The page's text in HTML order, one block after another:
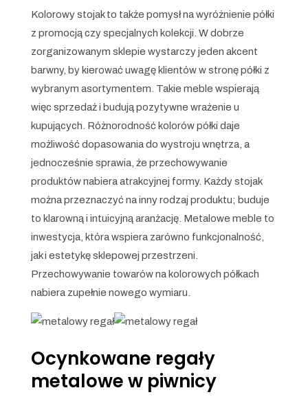
Kolorowy stojak to także pomysł na wyróżnienie półki
z promocją czy specjalnych kolekcji. W dobrze
zorganizowanym sklepie wystarczy jeden akcent
barwny, by kierować uwagę klientów w stronę półki z
wybranym asortymentem. Takie meble wspierają
więc sprzedaż i budują pozytywne wrażenie u
kupujących. Różnorodność kolorów półki daje
możliwość dopasowania do wystroju wnętrza, a
jednocześnie sprawia, że przechowywanie
produktów nabiera atrakcyjnej formy. Każdy stojak
można przeznaczyć na inny rodzaj produktu; buduje
to klarowną i intuicyjną aranżację. Metalowe meble to
inwestycja, która wspiera zarówno funkcjonalność,
jak i estetykę sklepowej przestrzeni.
Przechowywanie towarów na kolorowych półkach
nabiera zupełnie nowego wymiaru.
Ocynkowane regały
metalowe w piwnicy